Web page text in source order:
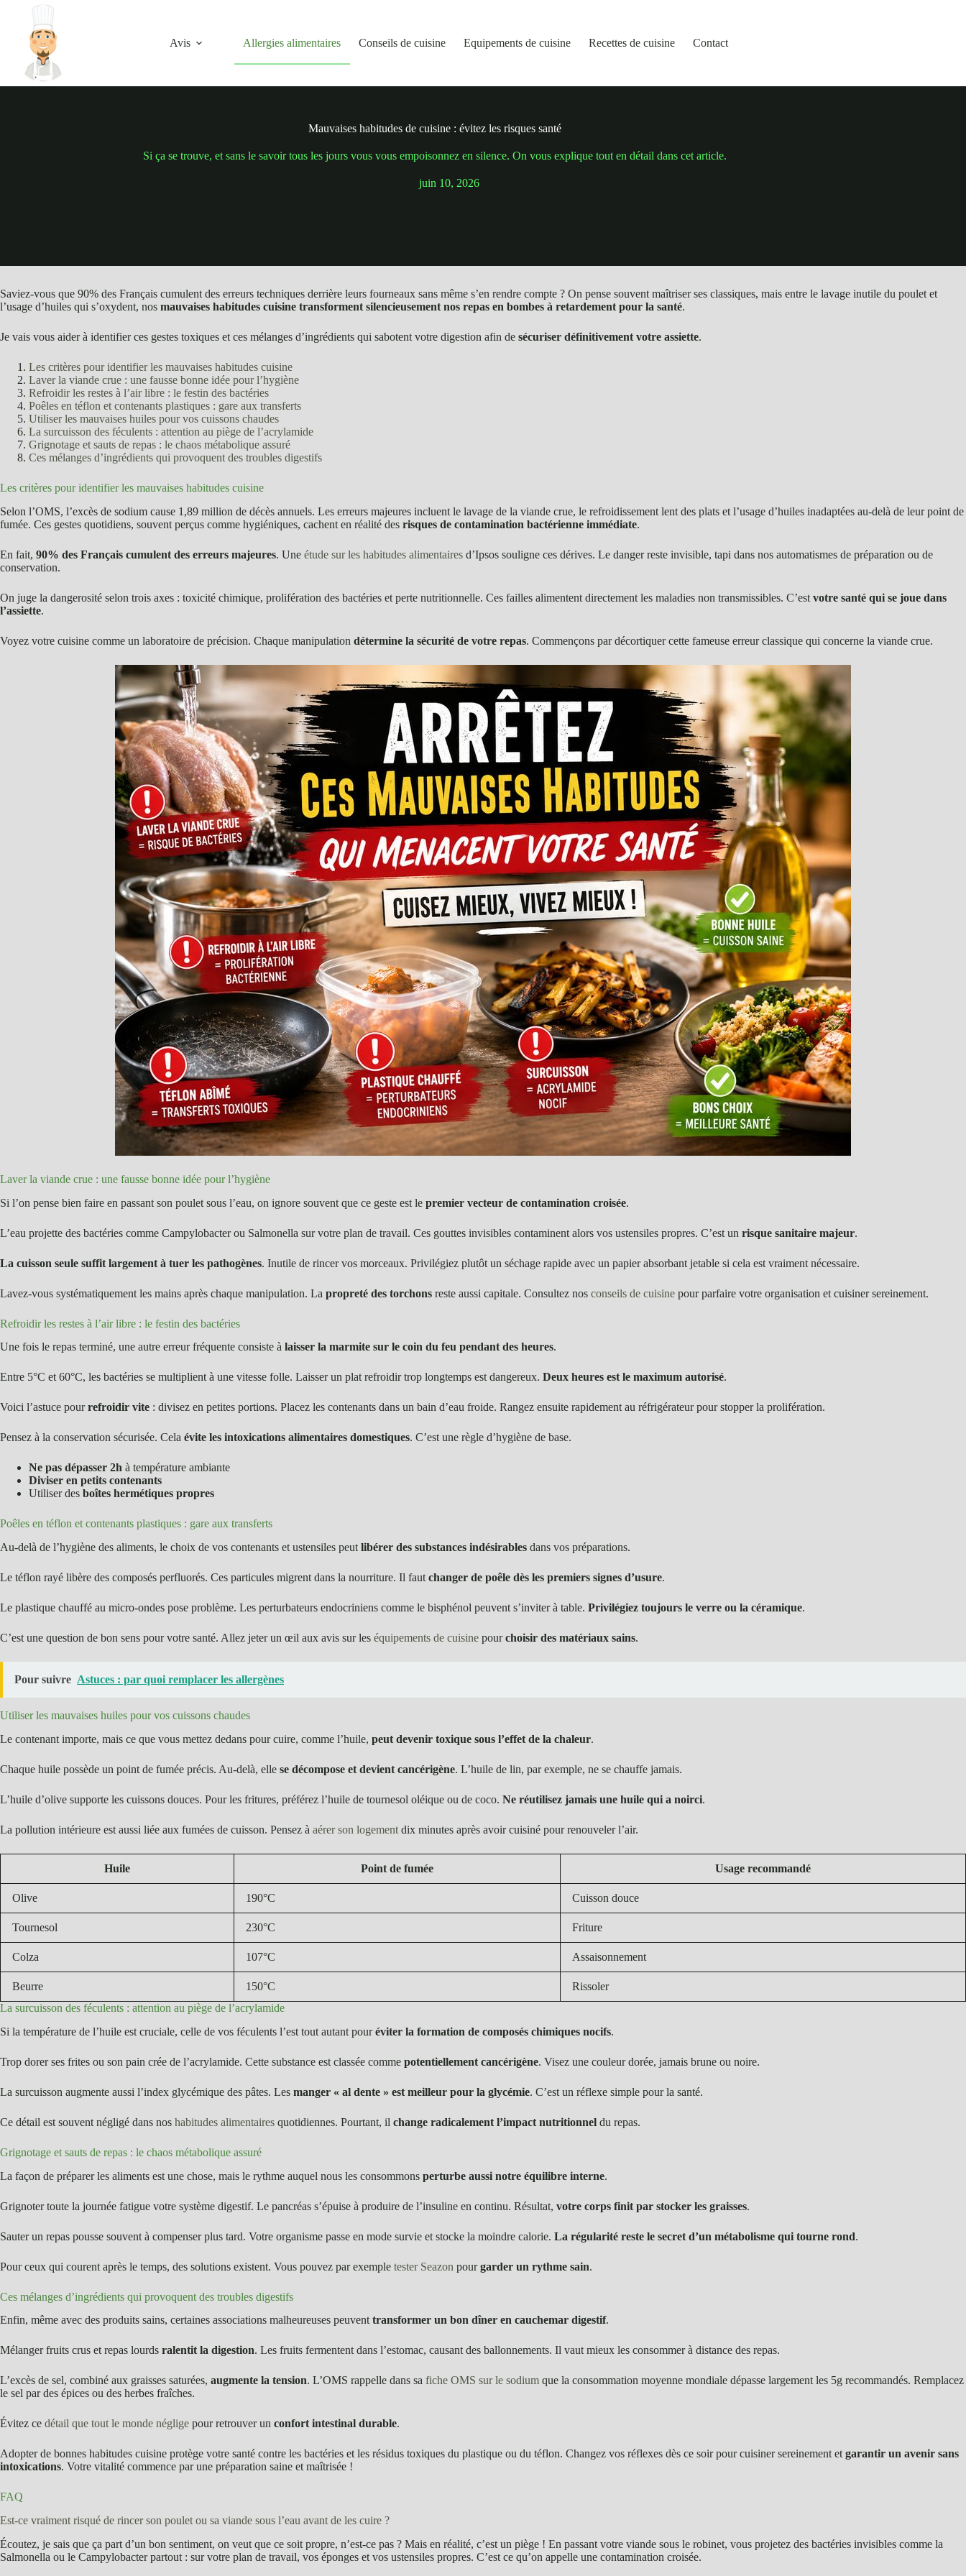
contenu
Avis
Allergies alimentaires Conseils de cuisine Equipements de cuisine Recettes de cuisine Contact
Mauvaises habitudes de cuisine : évitez les risques santé
Si ça se trouve, et sans le savoir tous les jours vous vous empoisonnez en silence. On vous explique tout en détail dans cet article.
juin 10, 2026
Saviez-vous que 90% des Français cumulent des erreurs techniques derrière leurs fourneaux sans même s’en rendre compte ? On pense souvent maîtriser ses classiques, mais entre le lavage inutile du poulet et
l’usage d’huiles qui s’oxydent, nos mauvaises habitudes cuisine transforment silencieusement nos repas en bombes à retardement pour la santé.
Je vais vous aider à identifier ces gestes toxiques et ces mélanges d’ingrédients qui sabotent votre digestion afin de sécuriser définitivement votre assiette.
Les critères pour identifier les mauvaises habitudes cuisine
Laver la viande crue : une fausse bonne idée pour l’hygiène
Refroidir les restes à l’air libre : le festin des bactéries
Poêles en téflon et contenants plastiques : gare aux transferts
Utiliser les mauvaises huiles pour vos cuissons chaudes
La surcuisson des féculents : attention au piège de l’acrylamide
Grignotage et sauts de repas : le chaos métabolique assuré
Ces mélanges d’ingrédients qui provoquent des troubles digestifs
Les critères pour identifier les mauvaises habitudes cuisine
Selon l’OMS, l’excès de sodium cause 1,89 million de décès annuels. Les erreurs majeures incluent le lavage de la viande crue, le refroidissement lent des plats et l’usage d’huiles inadaptées au-delà de leur point de
fumée. Ces gestes quotidiens, souvent perçus comme hygiéniques, cachent en réalité des risques de contamination bactérienne immédiate.
En fait, 90% des Français cumulent des erreurs majeures. Une étude sur les habitudes alimentaires d’Ipsos souligne ces dérives. Le danger reste invisible, tapi dans nos automatismes de préparation ou de
conservation.
On juge la dangerosité selon trois axes : toxicité chimique, prolifération des bactéries et perte nutritionnelle. Ces failles alimentent directement les maladies non transmissibles. C’est votre santé qui se joue dans
l’assiette.
Voyez votre cuisine comme un laboratoire de précision. Chaque manipulation détermine la sécurité de votre repas. Commençons par décortiquer cette fameuse erreur classique qui concerne la viande crue.
Laver la viande crue : une fausse bonne idée pour l’hygiène
Si l’on pense bien faire en passant son poulet sous l’eau, on ignore souvent que ce geste est le premier vecteur de contamination croisée.
L’eau projette des bactéries comme Campylobacter ou Salmonella sur votre plan de travail. Ces gouttes invisibles contaminent alors vos ustensiles propres. C’est un risque sanitaire majeur.
La cuisson seule suffit largement à tuer les pathogènes. Inutile de rincer vos morceaux. Privilégiez plutôt un séchage rapide avec un papier absorbant jetable si cela est vraiment nécessaire.
Lavez-vous systématiquement les mains après chaque manipulation. La propreté des torchons reste aussi capitale. Consultez nos conseils de cuisine pour parfaire votre organisation et cuisiner sereinement.
Refroidir les restes à l’air libre : le festin des bactéries
Une fois le repas terminé, une autre erreur fréquente consiste à laisser la marmite sur le coin du feu pendant des heures.
Entre 5°C et 60°C, les bactéries se multiplient à une vitesse folle. Laisser un plat refroidir trop longtemps est dangereux. Deux heures est le maximum autorisé.
Voici l’astuce pourrefroidir vite : divisez en petites portions. Placez les contenants dans un bain d’eau froide. Rangez ensuite rapidement au réfrigérateur pour stopper la prolifération.
Pensez à la conservation sécurisée. Cela évite les intoxications alimentaires domestiques. C’est une règle d’hygiène de base.
Ne pas dépasser 2h à température ambiante
Diviser en petits contenants
Utiliser des boîtes hermétiques propres
Poêles en téflon et contenants plastiques : gare aux transferts
Au-delà de l’hygiène des aliments, le choix de vos contenants et ustensiles peut libérer des substances indésirables dans vos préparations.
Le téflon rayé libère des composés perfluorés. Ces particules migrent dans la nourriture. Il faut changer de poêle dès les premiers signes d’usure.
Le plastique chauffé au micro-ondes pose problème. Les perturbateurs endocriniens comme le bisphénol peuvent s’inviter à table. Privilégiez toujours le verre ou la céramique.
C’est une question de bon sens pour votre santé. Allez jeter un œil aux avis sur les équipements de cuisine pourchoisir des matériaux sains.
Pour suivre Astuces : par quoi remplacer les allergènes
Utiliser les mauvaises huiles pour vos cuissons chaudes
Le contenant importe, mais ce que vous mettez dedans pour cuire, comme l’huile, peut devenir toxique sous l’effet de la chaleur.
Chaque huile possède un point de fumée précis. Au-delà, elle se décompose et devient cancérigène. L’huile de lin, par exemple, ne se chauffe jamais.
L’huile d’olive supporte les cuissons douces. Pour les fritures, préférez l’huile de tournesol oléique ou de coco. Ne réutilisez jamais une huile qui a noirci.
La pollution intérieure est aussi liée aux fumées de cuisson. Pensez à aérer son logement dix minutes après avoir cuisiné pour renouveler l’air.
Huile Point de fumée Usage recommandé
Olive 190°C Cuisson douce
Tournesol 230°C Friture
Colza 107°C Assaisonnement
Beurre 150°C
Rissoler
La surcuisson des féculents : attention au piège de l’acrylamide
Si la température de l’huile est cruciale, celle de vos féculents l’est tout autant pouréviter la formation de composés chimiques nocifs.
Trop dorer ses frites ou son pain crée de l’acrylamide. Cette substance est classée comme potentiellement cancérigène. Visez une couleur dorée, jamais brune ou noire.
La surcuisson augmente aussi l’index glycémique des pâtes. Les manger « al dente » est meilleur pour la glycémie. C’est un réflexe simple pour la santé.
Ce détail est souvent négligé dans nos habitudes alimentaires quotidiennes. Pourtant, il change radicalement l’impact nutritionnel du repas.
Grignotage et sauts de repas : le chaos métabolique assuré
La façon de préparer les aliments est une chose, mais le rythme auquel nous les consommons perturbe aussi notre équilibre interne.
Grignoter toute la journée fatigue votre système digestif. Le pancréas s’épuise à produire de l’insuline en continu. Résultat, votre corps finit par stocker les graisses.
Sauter un repas pousse souvent à compenser plus tard. Votre organisme passe en mode survie et stocke la moindre calorie. La régularité reste le secret d’un métabolisme qui tourne rond.
Pour ceux qui courent après le temps, des solutions existent. Vous pouvez par exemple tester Seazon pourgarder un rythme sain.
Ces mélanges d’ingrédients qui provoquent des troubles digestifs
Enfin, même avec des produits sains, certaines associations malheureuses peuvent transformer un bon dîner en cauchemar digestif.
Mélanger fruits crus et repas lourds ralentit la digestion. Les fruits fermentent dans l’estomac, causant des ballonnements. Il vaut mieux les consommer à distance des repas.
L’excès de sel, combiné aux graisses saturées, augmente la tension. L’OMS rappelle dans sa fiche OMS sur le sodium que la consommation moyenne mondiale dépasse largement les 5g recommandés. Remplacez
le sel par des épices ou des herbes fraîches.
Évitez ce détail que tout le monde néglige pour retrouver un confort intestinal durable.
Adopter de bonnes habitudes cuisine protège votre santé contre les bactéries et les résidus toxiques du plastique ou du téflon. Changez vos réflexes dès ce soir pour cuisiner sereinement et garantir un avenir sans
intoxications. Votre vitalité commence par une préparation saine et maîtrisée !
FAQ
Est-ce vraiment risqué de rincer son poulet ou sa viande sous l’eau avant de les cuire ?
Écoutez, je sais que ça part d’un bon sentiment, on veut que ce soit propre, n’est-ce pas ? Mais en réalité, c’est un piège ! En passant votre viande sous le robinet, vous projetez des bactéries invisibles comme la
Salmonella ou le Campylobacter partout : sur votre plan de travail, vos éponges et vos ustensiles propres. C’est ce qu’on appelle une contamination croisée.